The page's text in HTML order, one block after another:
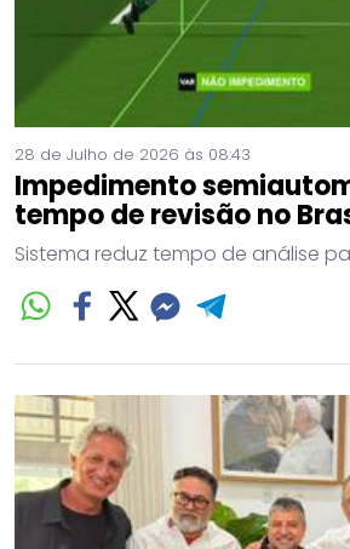
28 de Julho de 2026 às 08:43
Impedimento
tempo de revisão no
Sistema reduz tempo de análise